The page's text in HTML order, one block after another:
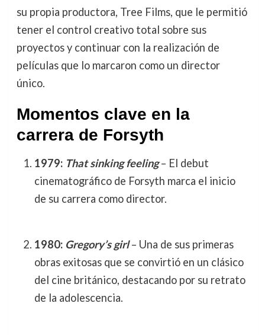
su propia productora, Tree Films, que le permitió
tener el control creativo total sobre sus
proyectos y continuar con la realización de
películas que lo marcaron como un director
único.
Momentos clave en la
carrera de Forsyth
1979: That sinking feeling– El debut
cinematográfico de Forsyth marca el inicio
de su carrera como director.
1980: Gregory’s girl– Una de sus primeras
obras exitosas que se convirtió en un clásico
del cine británico, destacando por su retrato
de la adolescencia.